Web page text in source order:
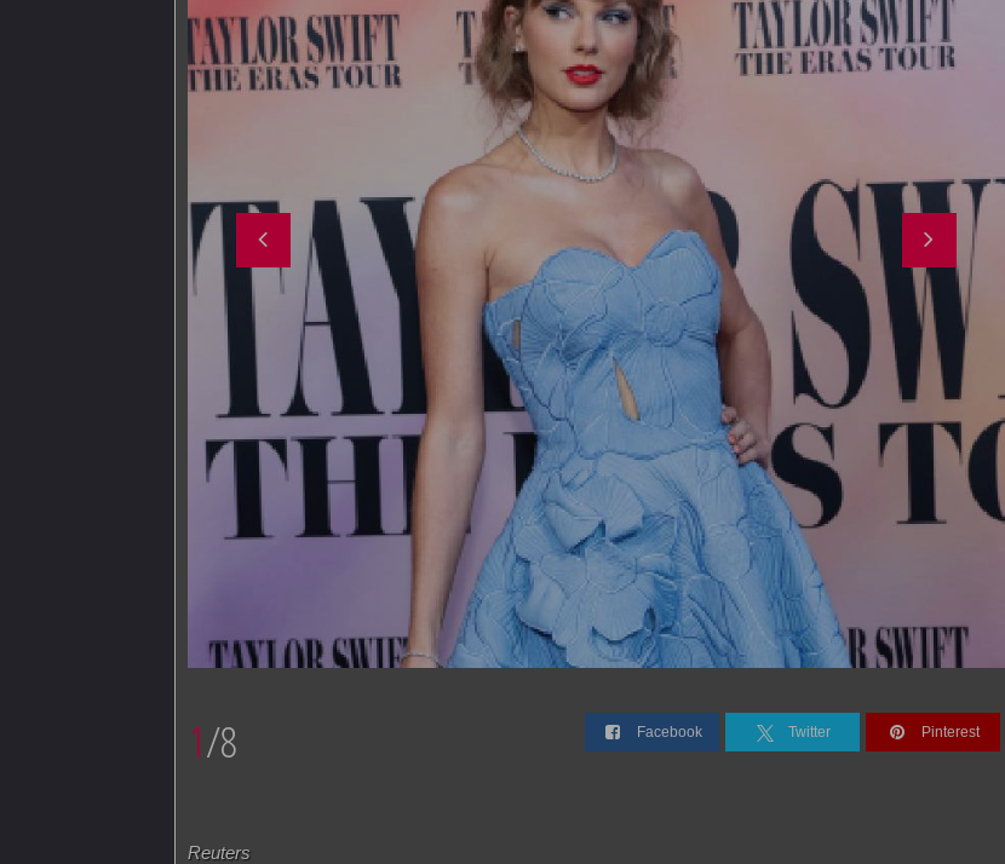
1/8 Facebook Twitter Pinterest
Reuters